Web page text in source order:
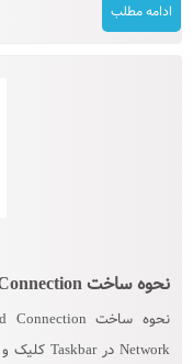
ادامه مطلب
نحوه ساخت BroadBand Connection در ویندوز ۱۰